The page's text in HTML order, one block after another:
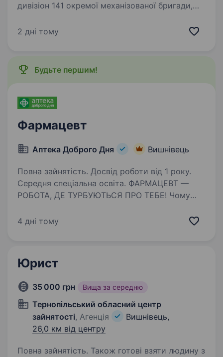
дивізіон 141 окремої механізованої бригади,
бореться за мир і безпеку України. Наше
2 дні тому
Будьте першим!
Фармацевт
Аптека Доброго Дня Вишнівець
Повна зайнятість. Досвід роботи від 1 року.
Середня спеціальна освіта. ФАРМАЦЕВТ —
РОБОТА, ДЕ ТУРБУЮТЬСЯ ПРО ТЕБЕ! Чому
не просто «робота», а справжня турбота про
4 дні тому
Юрист
35 000 грн Вища за середню
Тернопільський обласний центр
зайнятості, Агенція
Вишнівець,
26,0 км від центру
Повна зайнятість. Також готові взяти людину з